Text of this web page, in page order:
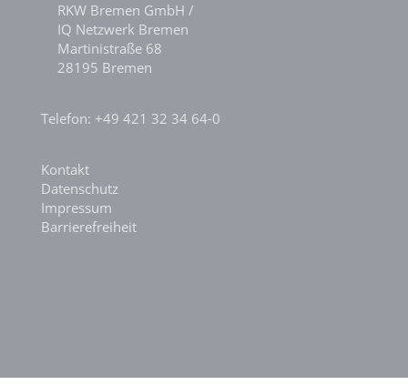
RKW Bremen GmbH /
IQ Netzwerk Bremen
Martinistraße 68
28195 Bremen
Telefon: +49 421 32 34 64-0
Kontakt
Datenschutz
Impressum
Barrierefreiheit